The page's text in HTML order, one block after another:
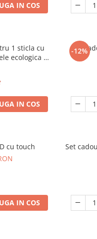
IN COS
1 sticla cu
ecologica de
IN COS
-12%
Set
cu touch
IN COS
Set